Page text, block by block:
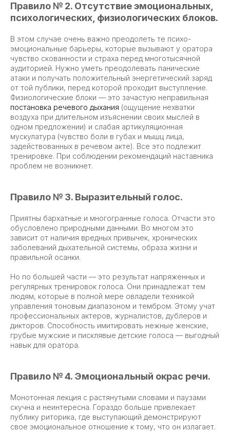
Правило № 2. Отсутствие эмоциональных,
психологических, физиологических блоков.
В этом случае очень важно преодолеть те психо-
эмоциональные барьеры, которые вызывают у оратора
чувство скованности и страха перед многотысячной
аудиторией. Нужно уметь преодолевать панические
атаки и получать положительный энергетический заряд
от той публики, перед которой проходит выступление.
Физиологические блоки — это зачастую неправильная
постановка речевого дыхания (ощущение нехватки
воздуха при длительном изъяснении своих мыслей в
одном предложении) и слабая артикуляционная
мускулатура (чувство боли в губах и мышц лица,
задействованных в речевом акте). Все это подлежит
тренировке. При соблюдении рекомендаций наставника
проблем не возникнет.
Правило № 3. Выразительный голос.
Приятны бархатные и многогранные голоса. Отчасти это
обусловлено природными данными. Во многом это
зависит от наличия вредных привычек, хронических
заболеваний дыхательной системы, образа жизни и
правильной осанки.
Но по большей части — это результат напряженных и
регулярных тренировок голоса. Они принадлежат тем
людям, которые в полной мере овладели техникой
управления тоновым диапазоном и тембром. Этому учат
профессиональных актеров, журналистов, дублеров и
дикторов. Способность имитировать нежные женские,
грубые мужские и писклявые детские голоса — выгодный
навык для оратора.
Правило № 4. Эмоциональный окрас речи.
Монотонная лекция с растянутыми словами и паузами
скучна и неинтересна. Гораздо больше привлекает
публику риторика, где выступающий демонстрируют
свое эмоциональное отношение к тому, что он излагает.